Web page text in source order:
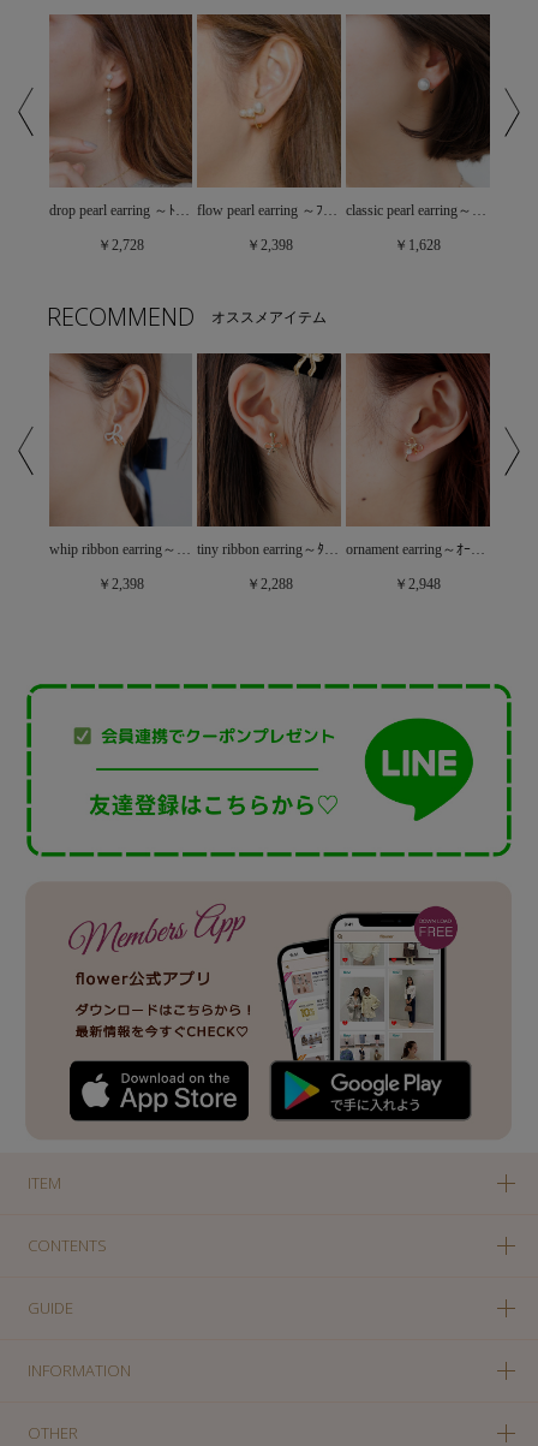
drop pearl earring ～ﾄﾞﾛｯﾌﾟﾊﾟｰﾙｲﾔﾘﾝｸﾞ
￥2,728
flow pearl earring ～ﾌﾛｳﾊﾟｰﾙｲﾔﾘﾝｸﾞ
￥2,398
classic pearl earring～ｸﾗｼｯｸﾊﾟｰﾙｲﾔﾘﾝｸﾞ
￥1,628
RECOMMEND オススメアイテム
whip ribbon earring～ﾎｲｯﾌﾟﾘﾎﾞﾝｲﾔﾘﾝｸﾞ
￥2,398
tiny ribbon earring～ﾀｲﾆｰﾘﾎﾞﾝｲﾔﾘﾝｸﾞ
￥2,288
ornament earring～ｵｰﾅﾒﾝﾄｲﾔﾘﾝｸﾞ
￥2,948
ITEM
CONTENTS
GUIDE
INFORMATION
OTHER